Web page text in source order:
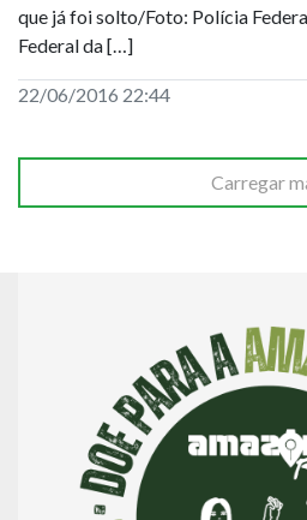
que já foi solto/Foto: Polícia
Federal da […]
22/06/2016 22:44
Carregar